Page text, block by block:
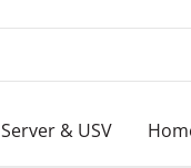
Server & USV